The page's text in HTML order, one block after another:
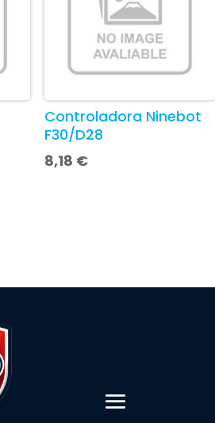
Controladora Ninebot
F30/D28
8,18 €